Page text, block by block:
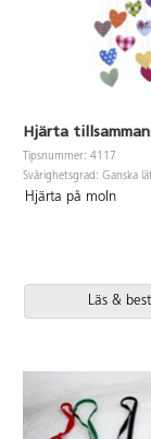
Hjärta
Tipsnummer: 4117
Svårighetsgrad: Ganska
Hjärta på moln
Läs &